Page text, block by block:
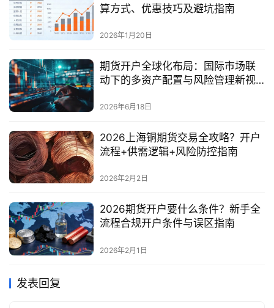
算方式、优惠技巧及避坑指南
2026年1月20日
期货开户全球化布局：国际市场联
动下的多资产配置与风险管理新视
2026年6月18日
2026上海铜期货交易全攻略？开户
流程+供需逻辑+风险防控指南
2026年2月2日
2026期货开户要什么条件？新手全
流程合规开户条件与误区指南
2026年2月1日
发表回复